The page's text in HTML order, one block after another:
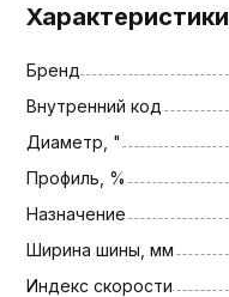
Характеристики
Бренд
Внутренний код
Диаметр, "
Профиль, %
Назначение
Ширина шины, мм
Индекс скорости